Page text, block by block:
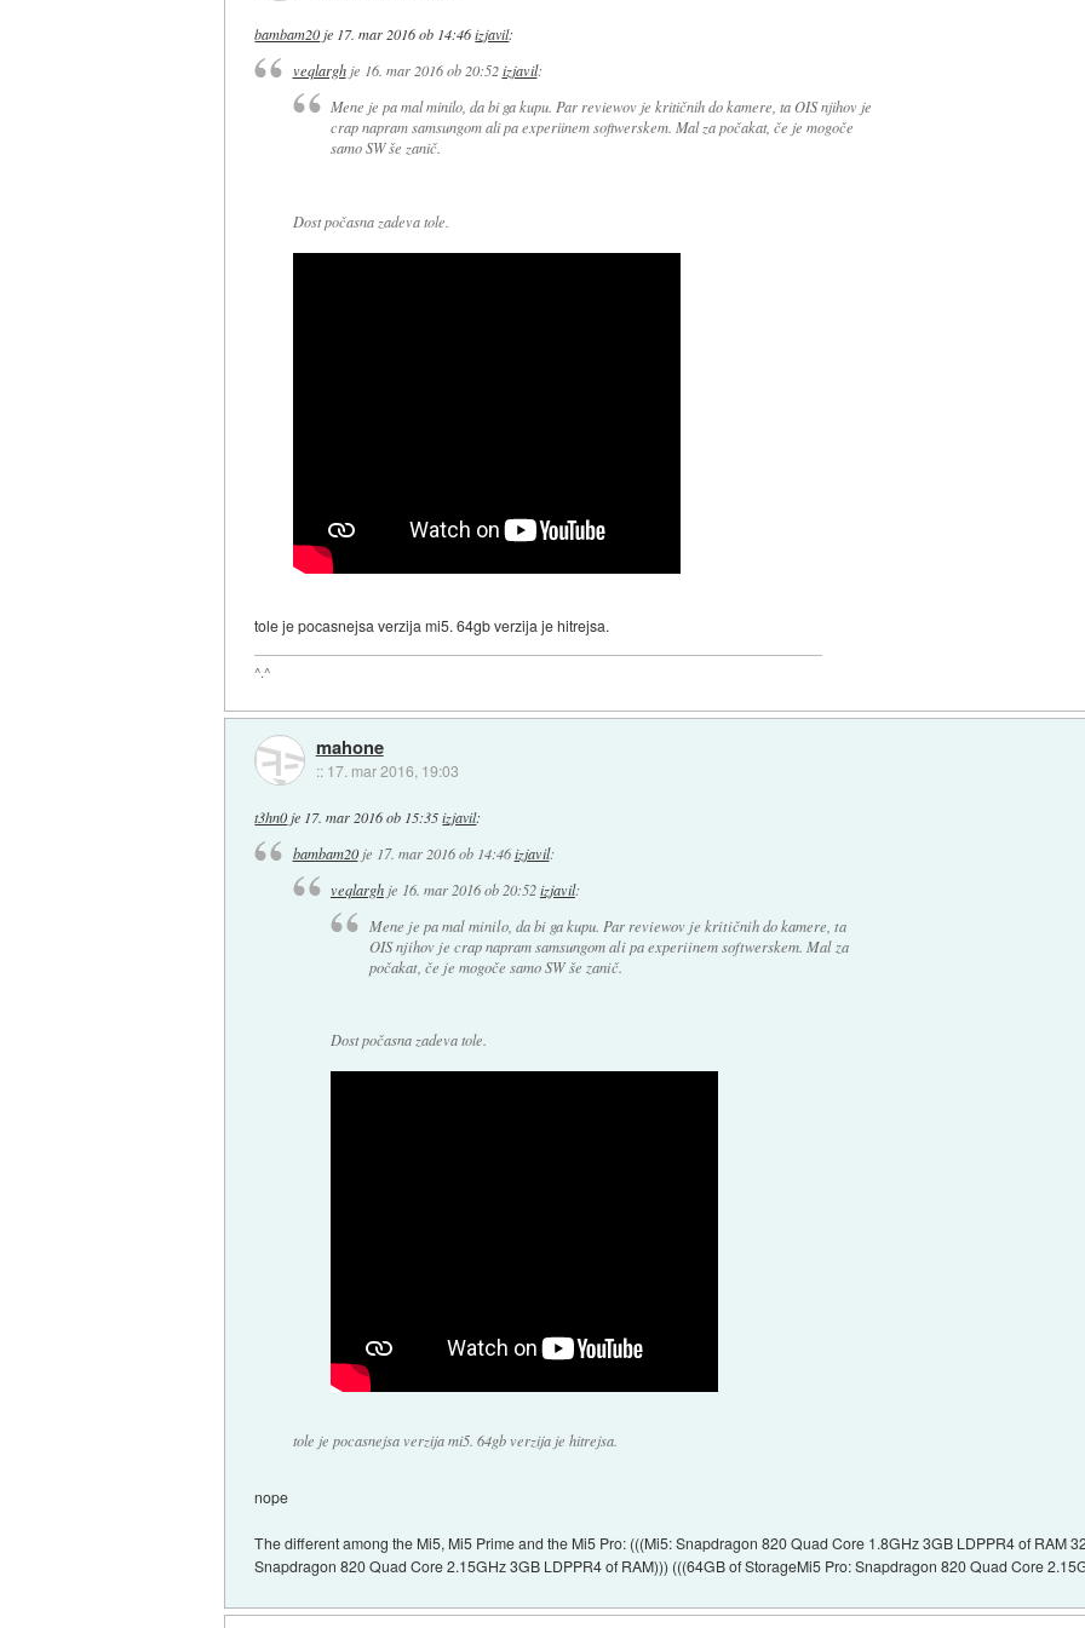
bambam20 je 17. mar 2016 ob 14:46 izjavil:
veqlarghje 16. mar 2016 ob 20:52 izjavil:
Mene je pa mal minilo, da bi ga kupu. Par reviewov je kritičnih do kamere, ta OIS njihov je
crap napram samsungom ali pa experiinem softwerskem. Mal za počakat, če je mogoče
samo SW še zanič.
Dost počasna zadeva tole.
tole je pocasnejsa verzija mi5. 64gb verzija je hitrejsa.
^.^
mahone
:: 17. mar 2016, 19:03
t3hn0 je 17. mar 2016 ob 15:35 izjavil:
bambam20je 17. mar 2016 ob 14:46 izjavil:
veqlarghje 16. mar 2016 ob 20:52izjavil:
Mene je pa mal minilo, da bi ga kupu. Par reviewov je kritičnih do kamere, ta
OIS njihov je crap napram samsungom ali pa experiinem softwerskem. Mal za
počakat, če je mogoče samo SW še zanič.
Dost počasna zadeva tole.
tole je pocasnejsa verzija mi5. 64gb verzija je hitrejsa.
nope
The different among the Mi5, Mi5 Prime and the Mi5 Pro: (((Mi5: Snapdragon 820 Quad Core 1.8GHz 3GB LDPPR4 of RAM
Snapdragon 820 Quad Core 2.15GHz 3GB LDPPR4 of RAM))) (((64GB of StorageMi5 Pro: Snapdragon 820 Quad Core